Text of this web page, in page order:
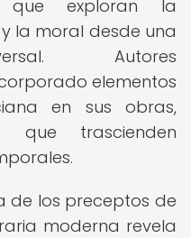
exploran la
la moral desde una
Autores
elementos
en sus obras,
que trascienden
de los preceptos de
moderna revela